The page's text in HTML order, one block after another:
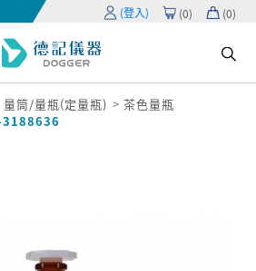
(登入) (0) (0)
量筒/量瓶(定量瓶)
茶色量瓶
3188636